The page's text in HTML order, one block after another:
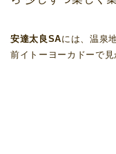
安達太良SAには、温泉
前イトーヨーカドーで見